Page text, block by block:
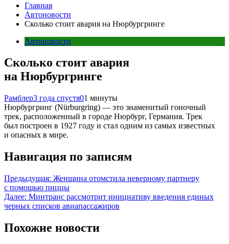
Главная
Автоновости
Сколько стоит авария на Нюрбургринге
Автоновости
Сколько стоит авария
на Нюрбургринге
Рамблер3 года спустя01 минуты
Нюрбургринг (Nürburgring) — это знаменитый гоночный
трек, расположенный в городе Нюрбург, Германия. Трек
был построен в 1927 году и стал одним из самых известных
и опасных в мире.
Навигация по записям
Предыдущая: Женщина отомстила неверному партнеру
с помощью пиццы
Далее: Минтранс рассмотрит инициативу введения единых
черных списков авиапассажиров
Похожие новости